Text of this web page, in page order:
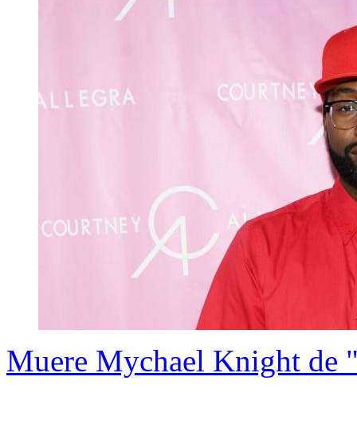
Muere Mychael Knight de